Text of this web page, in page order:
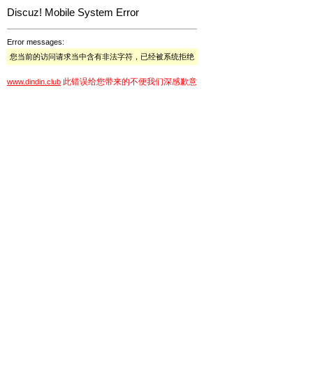
Discuz! Mobile System Error
Error messages:
您当前的访问请求当中含有非法字符，已经被系统拒绝
www.dindin.club 此错误给您带来的不便我们深感歉意